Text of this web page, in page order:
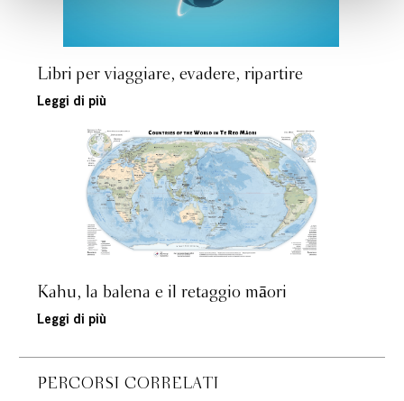
Libri per viaggiare, evadere, ripartire
Leggi di più
Kahu, la balena e il retaggio māori
Leggi di più
PERCORSI CORRELATI